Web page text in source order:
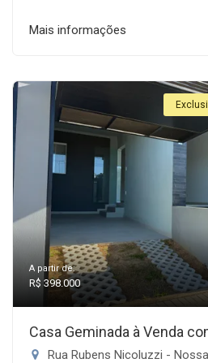
Mais informações
A partir de:
R$ 398.000
Casa Geminada à Venda
Rua Rubens Nicoluzzi - Nossa